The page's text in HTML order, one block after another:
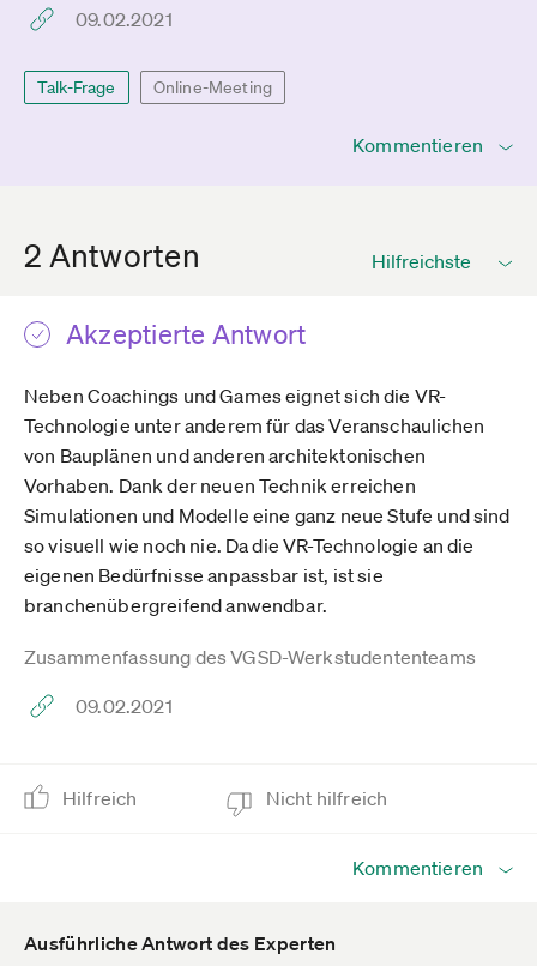
09.02.2021
Talk-Frage Online-Meeting
Kommentieren
2 Antworten
Akzeptierte Antwort
Neben Coachings und Games eignet sich die VR-
Technologie unter anderem für das Veranschaulichen
von Bauplänen und anderen architektonischen
Vorhaben. Dank der neuen Technik erreichen
Simulationen und Modelle eine ganz neue Stufe und sind
so visuell wie noch nie. Da die VR-Technologie an die
eigenen Bedürfnisse anpassbar ist, ist sie
branchenübergreifend anwendbar.
Zusammenfassung des VGSD-Werkstudententeams
09.02.2021
Hilfreich Nicht hilfreich
Kommentieren
Ausführliche Antwort des Experten